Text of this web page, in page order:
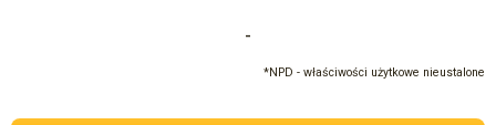
-
*NPD - właściwości użytkowe nieustalone